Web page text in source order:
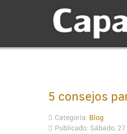
5 consejos
Categoría: Blog
Publicado: Sábado,